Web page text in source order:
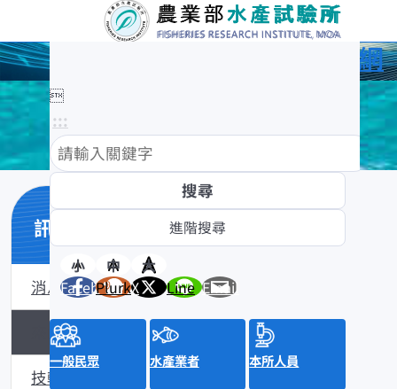
農業部水產試驗所全球資訊網

:::
小 中
大
Facebook
PlurkX Line Email
一般民眾 水產業者 本所人員
訊息與活動
消息公布
來函照登
技轉公告